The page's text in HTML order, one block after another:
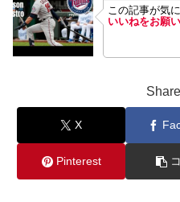
この記事が気
いいねをお願
X
Pinterest